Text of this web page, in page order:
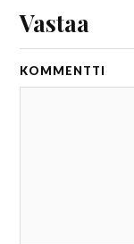
Vastaa
KOMMENTTI